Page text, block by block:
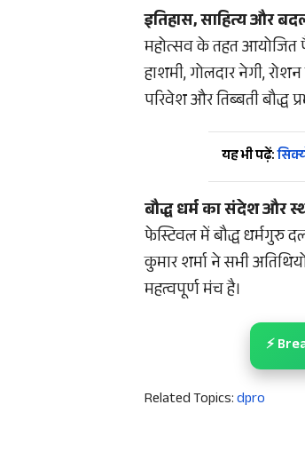
इतिहास, साहित्य और
महोत्सव के तहत आयोजित
हाशमी, गोलदार नेगी,
परिवेश और तिब्बती बौद्ध
यह भी पढ़ें:
बौद्ध धर्म का संदेश और
फेस्टिवल में बौद्ध धर्मगुरु
कुमार शर्मा ने सभी
महत्वपूर्ण मंच है।
⚡
Related Topics:dpro